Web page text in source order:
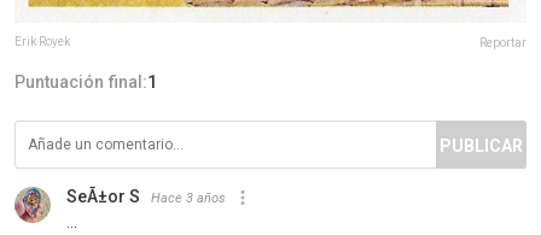
Erik Royek Reportar
Puntuación final:1
PUBLICAR
SeÃ±or S Hace 3 años